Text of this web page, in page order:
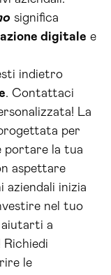
significa
digitale e
indietro
. Contattaci
La
per
portare la tua
aspettare
inizia
nel tuo
aiutarti a
le